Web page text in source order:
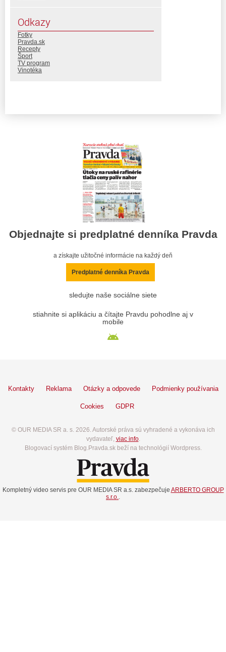
Odkazy
Fotky
Pravda.sk
Recepty
Šport
TV program
Vinotéka
Objednajte si predplatné denníka Pravda
a získajte užitočné informácie na každý deň
Predplatné denníka Pravda
sledujte naše sociálne siete
stiahnite si aplikáciu a čítajte Pravdu pohodlne aj v
mobile
Kontakty Reklama Otázky a odpovede Podmienky používania
Cookies GDPR
© OUR MEDIA SR a. s. 2026. Autorské práva sú vyhradené a vykonáva ich
vydavateľ, viac info.
Blogovací systém Blog.Pravda.sk beží na technológií Wordpress.
Kompletný video servis pre OUR MEDIA SR a.s. zabezpečuje ARBERTO GROUP
s.r.o..